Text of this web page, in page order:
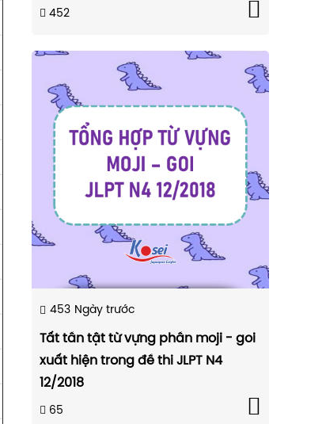
452
453 Ngày trước
Tất tần tật từ vựng phần moji - goi
xuất hiện trong đề thi JLPT N4
12/2018
65